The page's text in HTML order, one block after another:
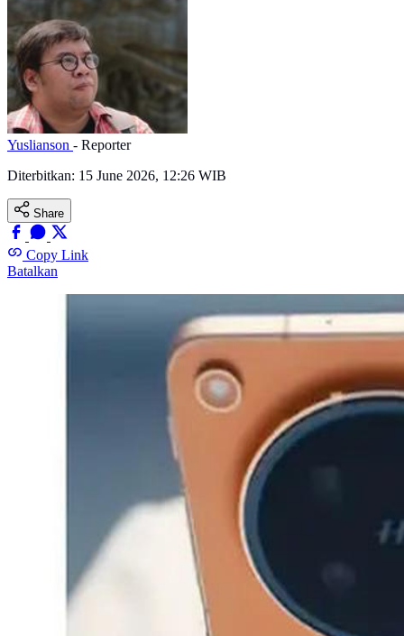
Yuslianson - Reporter
Diterbitkan: 15 June 2026, 12:26 WIB
Share
Copy Link
Batalkan